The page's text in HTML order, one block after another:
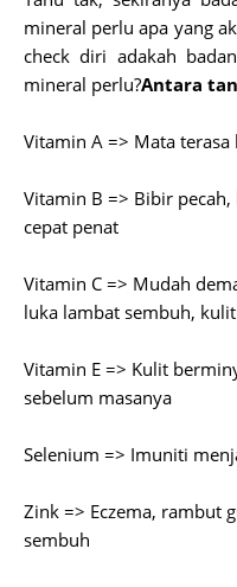
mineral perlu apa yang
check diri adakah
mineral perlu?Antara
Vitamin A => Mata
Vitamin B => Bibir
cepat penat
Vitamin C => Mudah
luka lambat sembuh,
Vitamin E => Kulit
sebelum masanya
Selenium => Imuniti
Zink => Eczema, rambut
sembuh